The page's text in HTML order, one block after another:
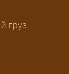
груз